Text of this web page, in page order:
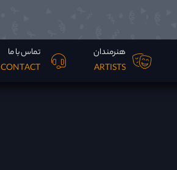
هنرمندان
ARTISTS
تماس با ما
CONTACT